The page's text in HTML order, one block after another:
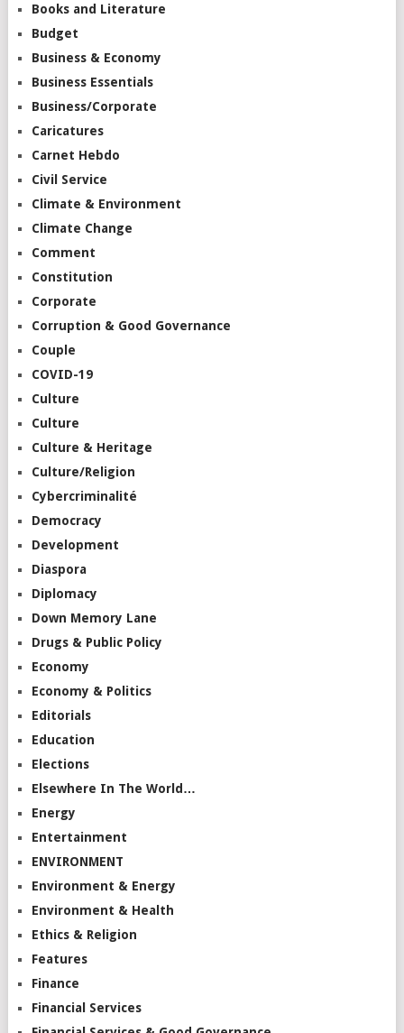
Books and Literature
Budget
Business & Economy
Business Essentials
Business/Corporate
Caricatures
Carnet Hebdo
Civil Service
Climate & Environment
Climate Change
Comment
Constitution
Corporate
Corruption & Good Governance
Couple
COVID-19
Culture
Culture
Culture & Heritage
Culture/Religion
Cybercriminalité
Democracy
Development
Diaspora
Diplomacy
Down Memory Lane
Drugs & Public Policy
Economy
Economy & Politics
Editorials
Education
Elections
Elsewhere In The World…
Energy
Entertainment
ENVIRONMENT
Environment & Energy
Environment & Health
Ethics & Religion
Features
Finance
Financial Services